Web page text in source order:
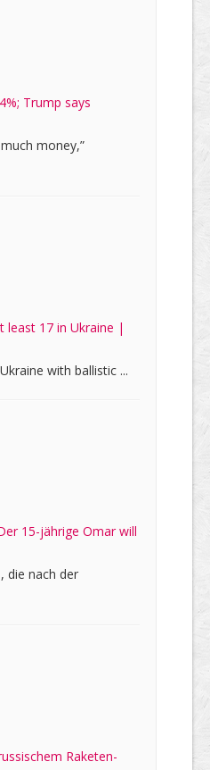
Trump says
money,”
least 17 in Ukraine |
with ballistic ...
15-jährige Omar will
die nach der
Raketen-